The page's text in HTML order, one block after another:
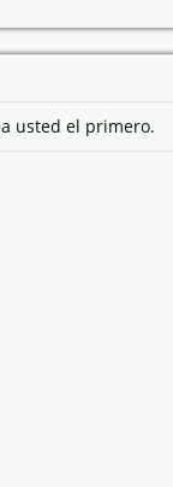
usted el primero.